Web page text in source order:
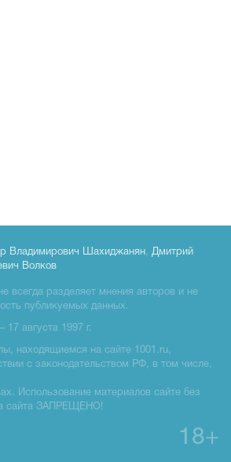
Владимирович Шахиджанян, Дмитрий
Волков
всегда разделяет мнения авторов и не
публикуемых данных.
августа 1997 г.
находящиемся на сайте 1001.ru,
с законодательством РФ, в том числе,
Использование материалов сайте без
сайта ЗАПРЕЩЕНО!
18+